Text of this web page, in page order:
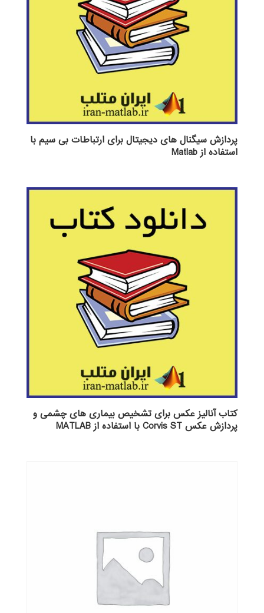
پردازش سیگنال های دیجیتال برای ارتباطات بی سیم با
استفاده از Matlab
کتاب آنالیز عکس برای تشخیص بیماری های چشمی و
پردازش عکس Corvis ST با استفاده از MATLAB